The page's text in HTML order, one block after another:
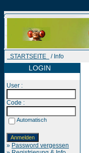
STARTSEITE / Info
LOGIN
User :
Code :
Automatisch
» Password vergessen